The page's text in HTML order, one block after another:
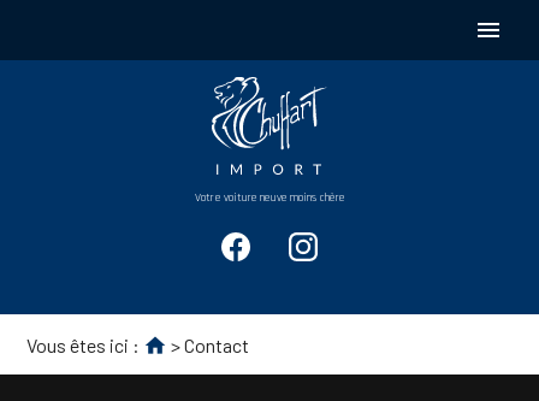
menu
Votre voiture neuve moins chère
Vous êtes ici : > Contact